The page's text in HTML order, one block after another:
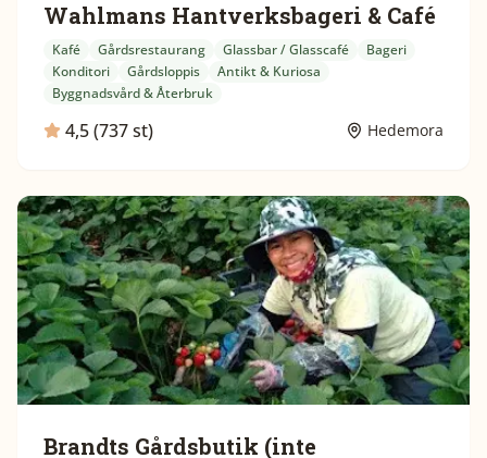
Wahlmans Hantverksbageri & Café
Kafé Gårdsrestaurang Glassbar / Glasscafé
Bageri
Konditori
Gårdsloppis
Antikt & Kuriosa
Byggnadsvård & Återbruk
4,5 (737 st) Hedemora
Brandts Gårdsbutik (inte